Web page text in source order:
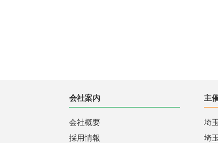
会社案内
会社概要
採用情報
主
埼
埼